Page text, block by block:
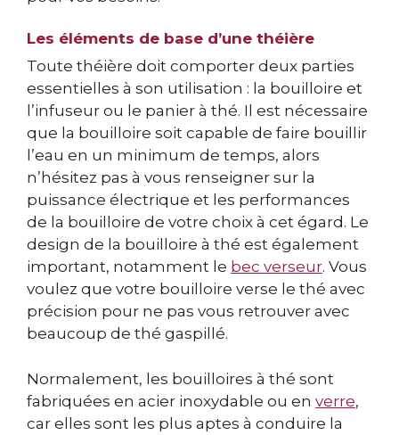
Les éléments de base d’une théière
Toute théière doit comporter deux parties
essentielles à son utilisation : la bouilloire et
l’infuseur ou le panier à thé. Il est nécessaire
que la bouilloire soit capable de faire bouillir
l’eau en un minimum de temps, alors
n’hésitez pas à vous renseigner sur la
puissance électrique et les performances
de la bouilloire de votre choix à cet égard. Le
design de la bouilloire à thé est également
important, notamment le bec verseur. Vous
voulez que votre bouilloire verse le thé avec
précision pour ne pas vous retrouver avec
beaucoup de thé gaspillé.
Normalement, les bouilloires à thé sont
fabriquées en acier inoxydable ou en verre,
car elles sont les plus aptes à conduire la